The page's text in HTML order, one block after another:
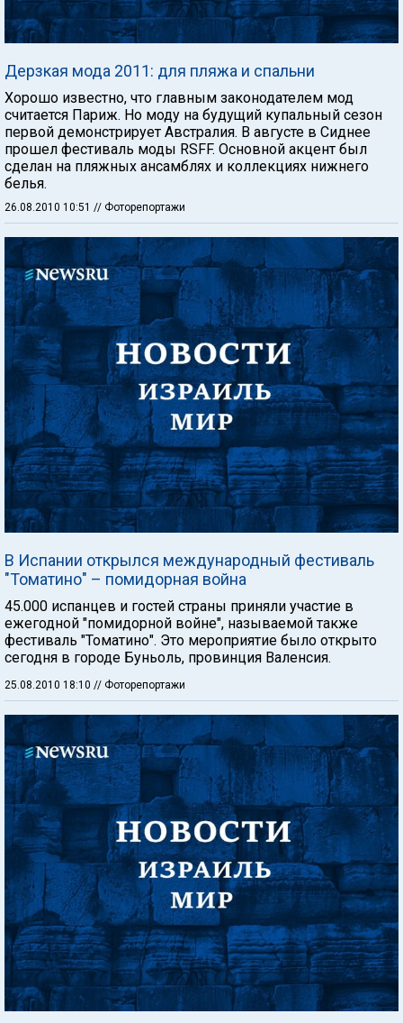
Дерзкая мода 2011: для пляжа и спальни
Хорошо известно, что главным законодателем мод
считается Париж. Но моду на будущий купальный сезон
первой демонстрирует Австралия. В августе в Сиднее
прошел фестиваль моды RSFF. Основной акцент был
сделан на пляжных ансамблях и коллекциях нижнего
белья.
26.08.2010 10:51 // Фоторепортажи
В Испании открылся международный фестиваль
"Томатино" – помидорная война
45.000 испанцев и гостей страны приняли участие в
ежегодной "помидорной войне", называемой также
фестиваль "Томатино". Это мероприятие было открыто
сегодня в городе Буньоль, провинция Валенсия.
25.08.2010 18:10 // Фоторепортажи